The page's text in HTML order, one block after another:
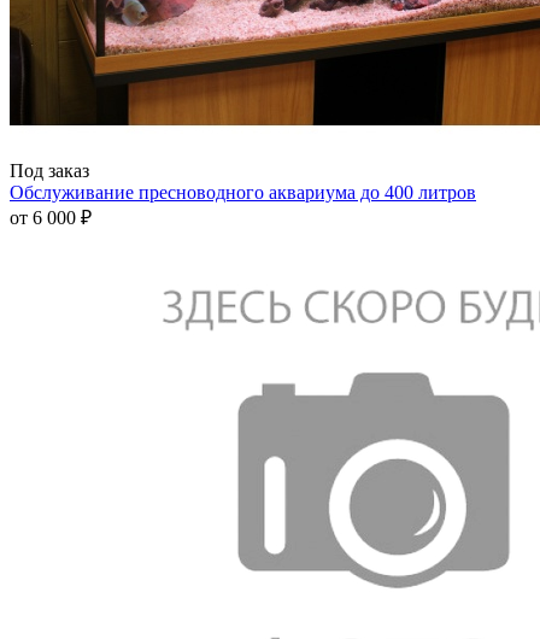
Под заказ
Обслуживание пресноводного аквариума до 400 литров
от 6 000 ₽